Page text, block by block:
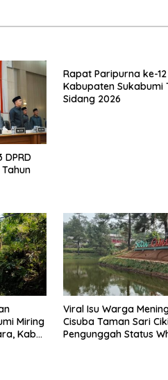
Rapat Paripurna ke-12
Kabupaten Sukabumi
Sidang 2026
Miring
Kabel
Viral Isu Warga
Cisuba Taman Sari
Pengunggah Status